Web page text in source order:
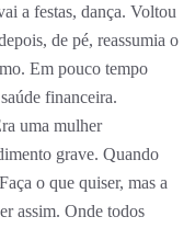
a festas, dança. Voltou
de pé, reassumia o
Em pouco tempo
financeira.
uma mulher
grave. Quando
o que quiser, mas a
assim. Onde todos